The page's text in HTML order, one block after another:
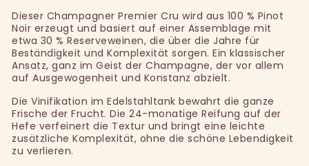
Dieser Champagner Premier Cru wird aus 100 % Pinot
Noir erzeugt und basiert auf einer Assemblage mit
etwa 30 % Reserveweinen, die über die Jahre für
Beständigkeit und Komplexität sorgen. Ein klassischer
Ansatz, ganz im Geist der Champagne, der vor allem
auf Ausgewogenheit und Konstanz abzielt.
Die Vinifikation im Edelstahltank bewahrt die ganze
Frische der Frucht. Die 24-monatige Reifung auf der
Hefe verfeinert die Textur und bringt eine leichte
zusätzliche Komplexität, ohne die schöne Lebendigkeit
zu verlieren.